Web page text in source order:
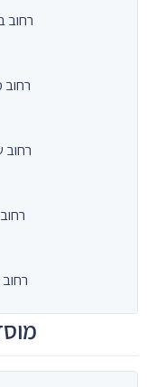
רחוב